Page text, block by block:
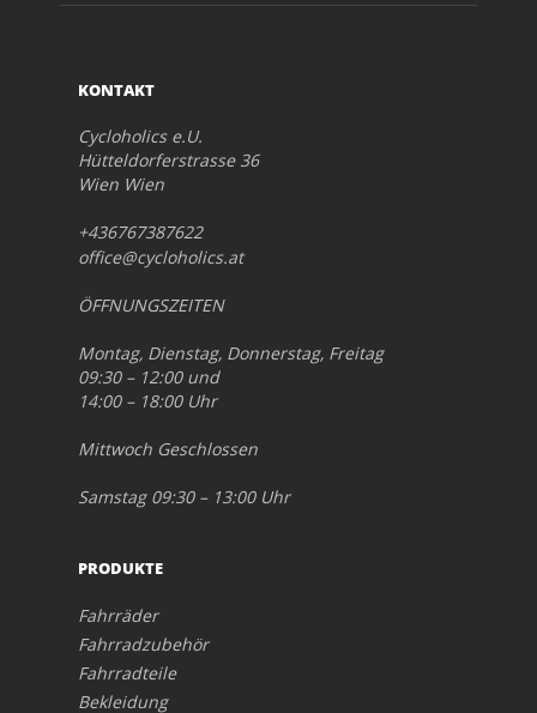
KONTAKT
Cycloholics e.U.
Hütteldorferstrasse 36
Wien Wien
+436767387622
office@cycloholics.at
ÖFFNUNGSZEITEN
Montag, Dienstag, Donnerstag, Freitag
09:30 – 12:00 und
14:00 – 18:00 Uhr
Mittwoch Geschlossen
Samstag 09:30 – 13:00 Uhr
PRODUKTE
Fahrräder
Fahrradzubehör
Fahrradteile
Bekleidung